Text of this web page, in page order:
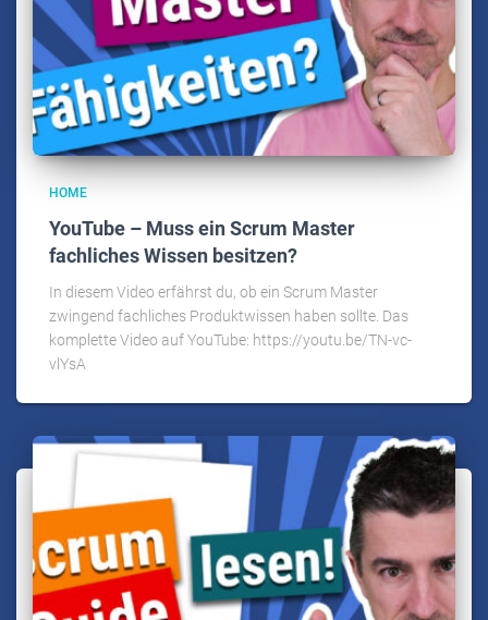
HOME
YouTube – Muss ein Scrum Master
fachliches Wissen besitzen?
In diesem Video erfährst du, ob ein Scrum Master
zwingend fachliches Produktwissen haben sollte. Das
komplette Video auf YouTube: https://youtu.be/TN-vc-
vlYsA